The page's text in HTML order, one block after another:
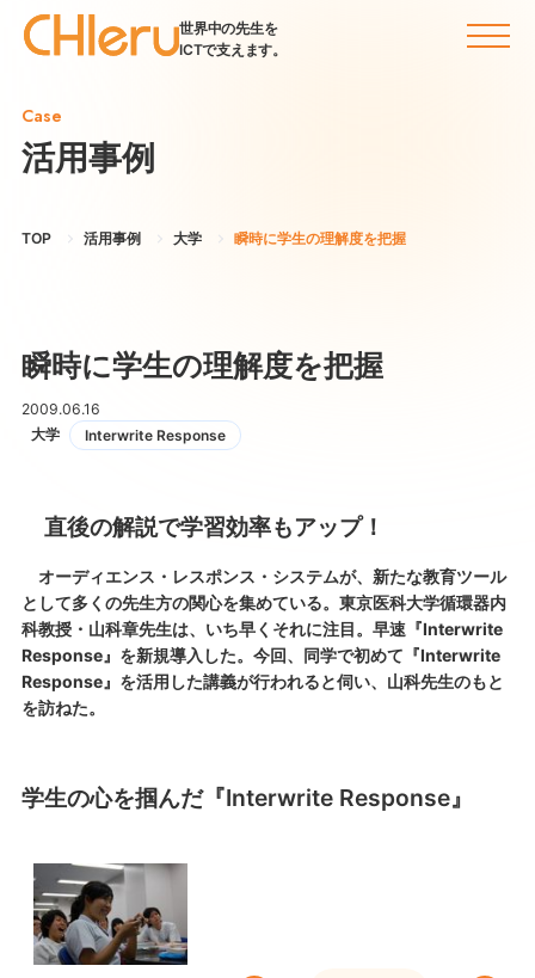
世界中の先生を
ICTで支えます。
Case
活用事例
TOP 活用事例 大学 瞬時に学生の理解度を把握
瞬時に学生の理解度を把握
2009.06.16
大学
Interwrite Response
直後の解説で学習効率もアップ！
オーディエンス・レスポンス・システムが、新たな教育ツール
として多くの先生方の関心を集めている。東京医科大学循環器内
科教授・山科章先生は、いち早くそれに注目。早速『Interwrite
Response』を新規導入した。今回、同学で初めて『Interwrite
Response』を活用した講義が行われると伺い、山科先生のもと
を訪ねた。
学生の心を掴んだ『Interwrite Response』